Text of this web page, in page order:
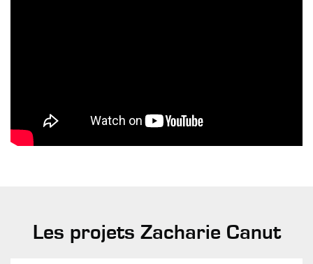
Les projets Zacharie Canut